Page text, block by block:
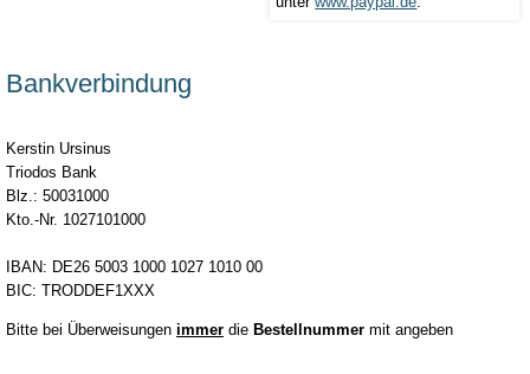
Bankverbindung
Kerstin Ursinus
Triodos Bank
Blz.: 50031000
Kto.-Nr. 1027101000
IBAN: DE26 5003 1000 1027 1010 00
BIC: TRODDEF1XXX
Bitte bei Überweisungen immer die Bestellnummer mit angeben